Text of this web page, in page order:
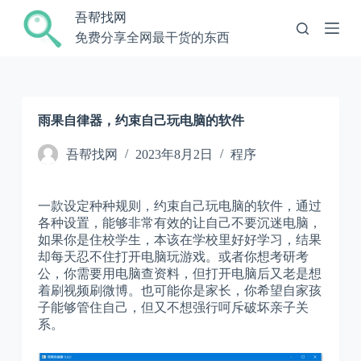
跳
过
吾帮找网
免费分享全网最干货的东西
雨果自律器，约束自己玩电脑的软件
吾帮找网 2023年8月2日 程序
一款设定种种规则，约束自己玩电脑的软件，通过
各种设置，能够非常有效的让自己不要沉迷电脑，
如果你是住校学生，本该在学校里好好学习，结果
却每天忍不住打开电脑玩游戏。或者你想考研考
公，你需要用电脑查资料，但打开电脑后又老是想
着刷视频刷微博。也可能你是家长，你希望自家孩
子能够管住自己，但又不想强行呵斥破坏亲子关
系。